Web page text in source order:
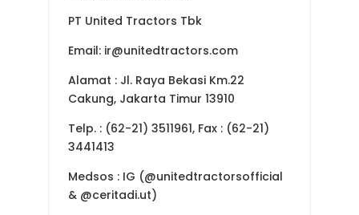
PT United Tractors Tbk
Email: ir@unitedtractors.com
Alamat : Jl. Raya Bekasi Km.22
Cakung, Jakarta Timur 13910
Telp. : (62-21) 3511961, Fax : (62-21)
3441413
Medsos : IG (@unitedtractorsofficial
& @ceritadi.ut)